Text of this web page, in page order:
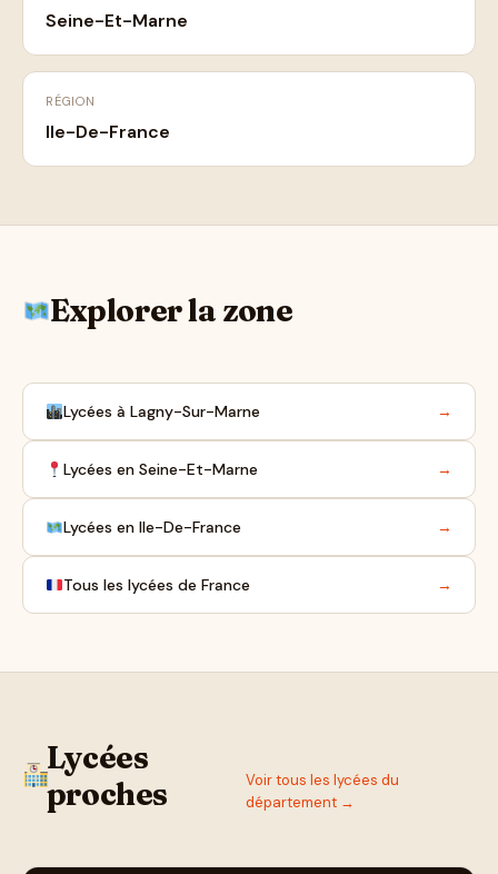
Seine-Et-Marne
RÉGION
Ile-De-France
Explorer la zone
Lycées à Lagny-Sur-Marne →
Lycées en Seine-Et-Marne →
Lycées en Ile-De-France →
Tous les lycées de France →
Lycées
proches
Voir tous les lycées du
département →